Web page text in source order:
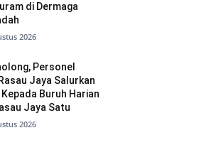
di Dermaga
2026
Personel
Jaya Salurkan
Buruh Harian
Jaya Satu
2026